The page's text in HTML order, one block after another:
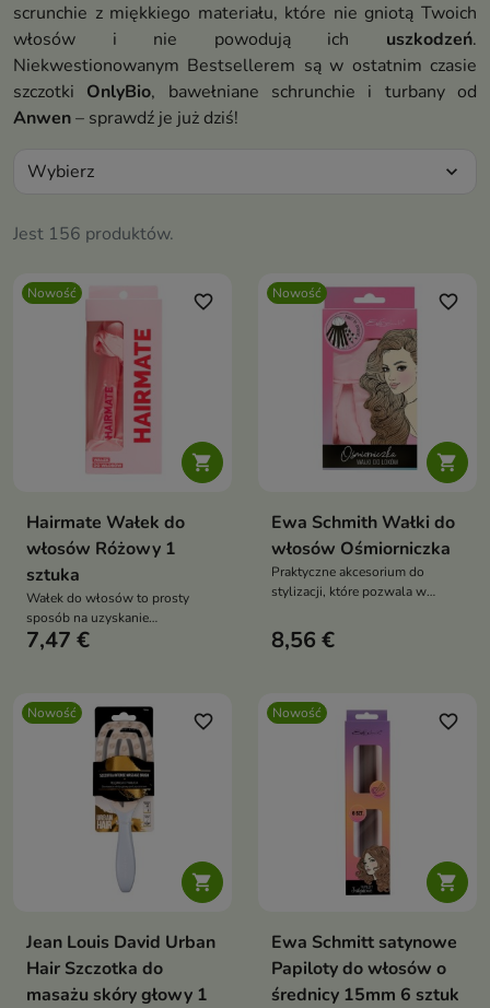
scrunchie z miękkiego materiału, które nie gniotą Twoich
włosów i nie powodują ich uszkodzeń.
Niekwestionowanym Bestsellerem są w ostatnim czasie
szczotki OnlyBio, bawełniane schrunchie i turbany od
Anwen– sprawdź je już dziś!
Jest 156 produktów.
Wybierz expand_more
Nowość

favorite_border
Hairmate Wałek do
włosów Różowy 1
sztuka
Wałek do włosów to prosty
sposób na uzyskanie
efektownych loków i miękkich
7,47 €
Nowość

favorite_border
Ewa Schmith Wałki do
włosów Ośmiorniczka
Praktyczne akcesorium do
stylizacji, które pozwala w
naturalne fale i lekkie
podkręcenie włosów bez użycia
8,56 €
Nowość

favorite_border
Jean Louis David Urban
Hair Szczotka do
masażu skóry głowy 1
Nowość

favorite_border
Ewa Schmitt satynowe
Papiloty do włosów o
średnicy 15mm 6 sztuk